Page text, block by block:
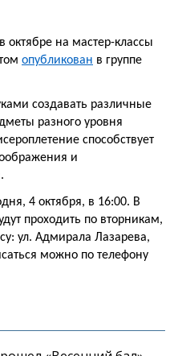
октябре на мастер-классы
опубликован в группе
создавать различные
разного уровня
способствует
и
4 октября, в 16:00. В
проходить по вторникам,
ул. Адмирала Лазарева,
можно по телефону